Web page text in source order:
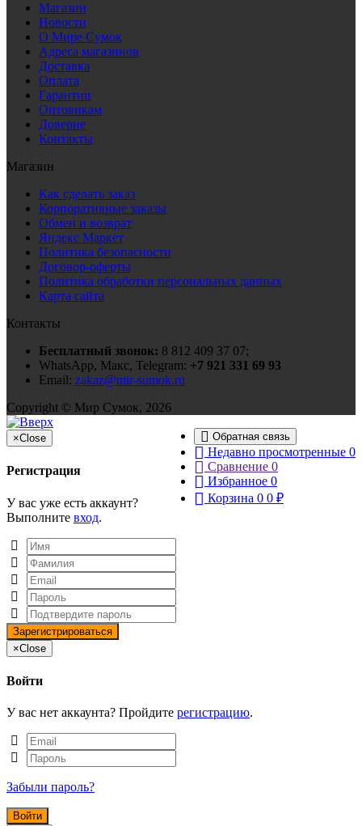
Магазин
Новости
О Мире Сумок
Адреса магазинов
Доставка
Оплата
Гарантии
Оптовикам
Доверие
Контакты
Магазин
Как сделать заказ
Корпоративные заказы
Обмен и возврат
Яндекс Маркет
Политика безопасности
Договор-оферты
Политика обработки персональных данных
Карта сайта
Контакты
Бесплатный звонок: 8 812 409 37 07;
WhatsApp, Макс, Telegram: +7 921 331 69 93
Email: zakaz@mir-sumok.ru
Copyright © Мир Сумок, 2026
Обратная связь
Недавно просмотренные 0
Сравнение 0
Избранное 0
Корзина 0 0 ₽
×Close
Регистрация
У вас уже есть аккаунт?
Выполните вход.
×Close
Войти
У вас нет аккаунта? Пройдите регистрацию.
Забыли пароль?